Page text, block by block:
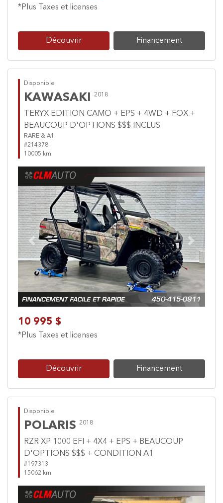
*Plus Taxes et licenses
Découvrir Financement
Disponible
KAWASAKI 2018
TERYX EDITION CAMO + EPS + 4WD + FOX +
BEAUCOUP D'OPTIONS $$$ INCLUS
RARE & A1
#214378
10005 km
Previous Next
10 995 $
*Plus Taxes et licenses
Découvrir Financement
Disponible
POLARIS 2018
RZR XP 1000 EFI + 4X4 + EPS + BEAUCOUP
D'OPTIONS $$$ + CONDITION A1
#197313
15062 km